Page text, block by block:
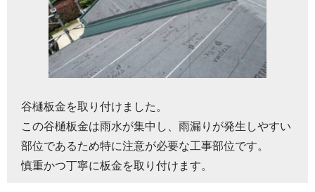
谷樋板金を取り付けました。
この谷樋板金は雨水が集中し、雨漏りが発生しやすい
部位であるため特に注意が必要な工事部位です。
慎重かつ丁寧に板金を取り付けます。